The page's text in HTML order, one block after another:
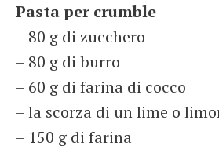
Pasta per crumble
– 80 g di zucchero
– 80 g di burro
– 60 g di farina di cocco
– la scorza di un lime o
– 150 g di farina